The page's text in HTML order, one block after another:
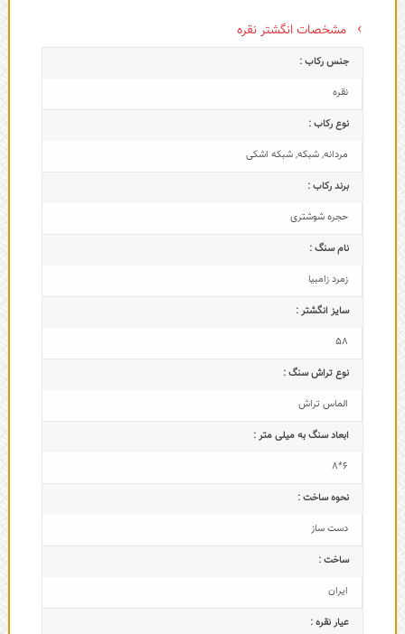
مشخصات انگشتر نقره
جنس رکاب :
نقره
نوع رکاب :
مردانه,شبکه,شبکه اشکی
برند رکاب :
حجره شوشتری
نام سنگ :
زمرد زامبیا
سایز انگشتر :
58
نوع تراش سنگ :
الماس تراش
ابعاد سنگ به میلی متر :
6*8
نحوه ساخت :
دست ساز
ساخت :
ایران
عیار نقره :